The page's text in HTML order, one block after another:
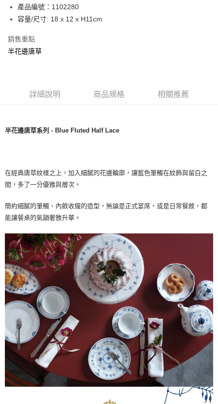
產品編號：1102280
容量/尺寸: 18 x 12 x H11cm
銷售重點
半花邊唐草
詳細說明 商品規格 相關推薦
半花邊唐草系列 - Blue Fluted Half Lace
在經典唐草紋樣之上，加入細膩的花邊輪廓，讓藍色筆觸在紋飾與留白之
間，多了一分優雅與層次。
簡約細膩的筆觸、內斂收攏的造型，無論是正式宴席，或是日常餐敘，都
能讓餐桌的氣韻奢雅升華。